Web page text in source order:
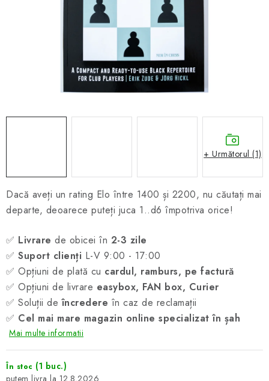
Dacă aveți un rating Elo între 1400 și 2200, nu căutați mai
departe, deoarece puteți juca 1..d6 împotriva orice!
✅ Livrare de obicei în 2-3 zile
✅ Suport clienți L-V 9:00 - 17:00
✅ Opțiuni de plată cu cardul, ramburs, pe factură
✅ Opțiuni de livrare easybox, FAN box, Curier
✅ Soluții deîncredere în caz de reclamații
✅ Cel mai mare magazin online specializat în șah
Mai multe informatii
În stoc (1 buc.)
12.8.2026
+ Următorul (1)